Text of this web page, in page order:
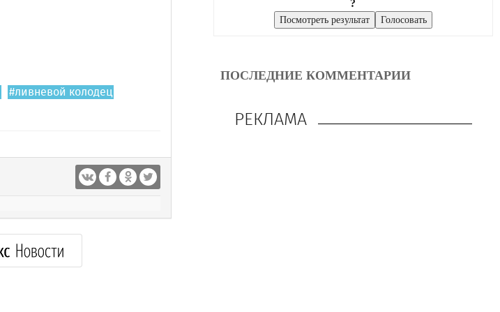
#ливневой колодец
?
ПОСЛЕДНИЕ КОММЕНТАРИИ
РЕКЛАМА